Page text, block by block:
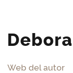
Web del autor